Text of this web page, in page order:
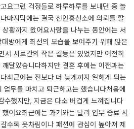
요그런 걱정들로 하루하루를 보내던 중 놀
마지막에는 결국 천안흥신소에 의뢰를 할
상황까지 왔어요​​​사랑을 나누는 동안에는 서
방에게 최선의 모습을 보여주기 위해 많은
서 서로간의 작은 갈등은 있었지만 여전히
달았습니다하지만 결혼 후에는 이전과는
최근에는 전보다 더 늦게까지 일하게 되는
업무를 마치고 퇴근하고는 했습니다처음에
수했지만, 지금은 다소 버겁게 느껴집니다
어요최근에는 과거와는 달리 업무 종료 시
수록 옷차림이나 패션에 관심이 높아져 제